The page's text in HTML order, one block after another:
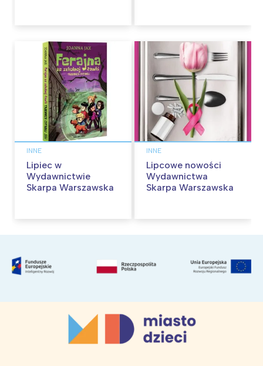
INNE
Lipiec w
Wydawnictwie
Skarpa Warszawska
INNE
Lipcowe nowości
Wydawnictwa
Skarpa Warszawska